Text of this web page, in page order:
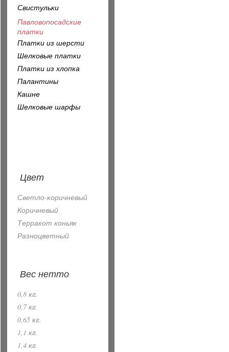
Свистульки
Павловопосадские
платки
Платки из шерсти
Шелковые платки
Платки из хлопка
Палантины
Кашне
Шелковые шарфы
Цвет
Светло-коричневый
Коричневый
Терракот коньяк
Разноцветный
Вес нетто
0,8 кг.
0,7 кг.
0,65 кг.
1,1 кг.
1,4 кг.